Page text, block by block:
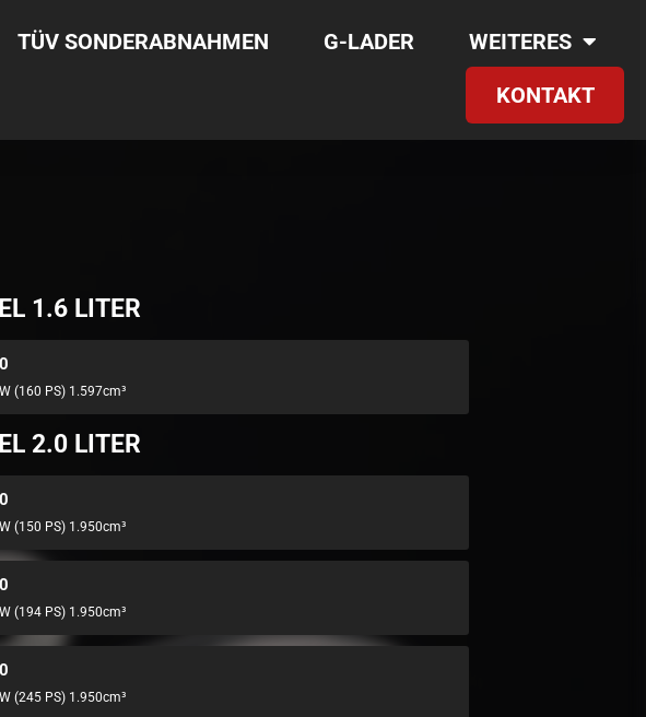
TÜV SONDERABNAHMEN G-LADER WEITERES
KONTAKT
1.6 LITER
(160 PS) 1.597cm³
2.0 LITER
(150 PS) 1.950cm³
(194 PS) 1.950cm³
(245 PS) 1.950cm³